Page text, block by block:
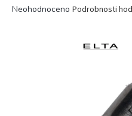
Průměrné
Neohodnoceno Podrobnosti